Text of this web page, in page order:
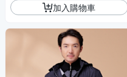
加入購物車